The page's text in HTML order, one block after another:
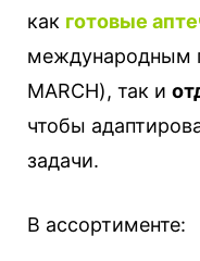
как готовые
международным
MARCH), так и
чтобы
задачи.
В ассортименте: